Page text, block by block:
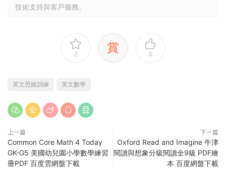
技術支持與客戶服務。
2 賞 0
英文思維訓練 英文數學
上一篇
Common Core Math 4 Today
GK-G5 美國幼兒園小學數學練習
冊PDF 百度雲網盤下載
下一篇
Oxford Read and Imagine 牛津
閱讀與想象分級閱讀全9級 PDF繪
本 百度網盤下載